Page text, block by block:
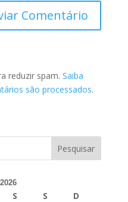
reduzir spam. Saiba
são processados.
S S
D